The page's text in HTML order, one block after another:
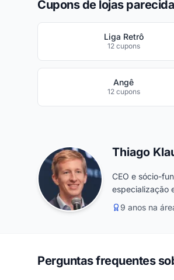
Cupons de lojas
Liga Retrô
12 cupons
Angê
12 cupons
Thiago
CEO e sócio-
especialização
9 anos na
Perguntas frequentes